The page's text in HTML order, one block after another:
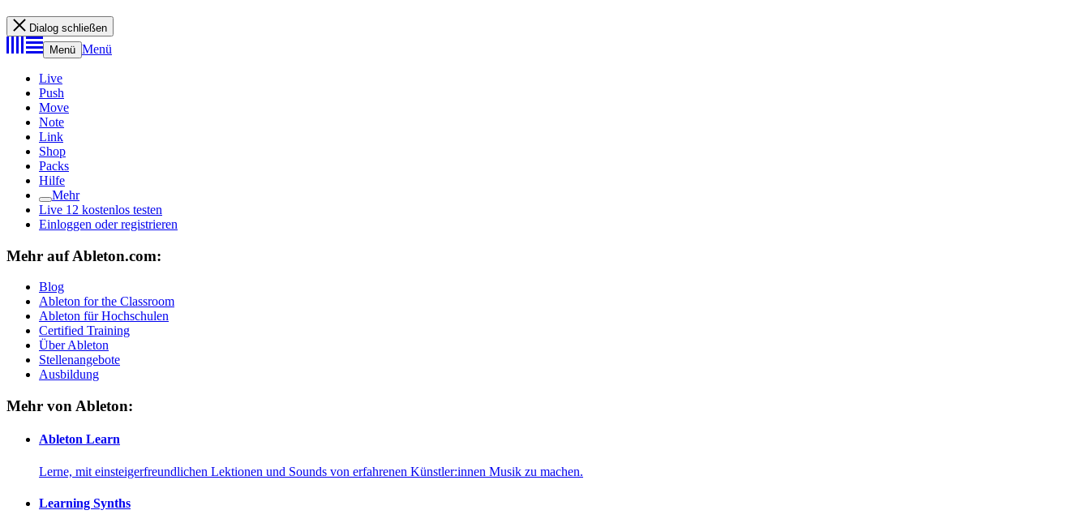
Dialog schließen
Menü Menü
Live
Push
Move
Note
Link
Shop
Packs
Hilfe
Mehr
Live 12 kostenlos testen
Einloggen oder registrieren
Mehr auf Ableton.com:
Blog
Ableton for the Classroom
Ableton für Hochschulen
Certified Training
Über Ableton
Stellenangebote
Ausbildung
Mehr von Ableton:
Ableton Learn
Lerne, mit einsteigerfreundlichen Lektionen und Sounds von erfahrenen Künstler:innen Musik zu machen.
Learning Synths